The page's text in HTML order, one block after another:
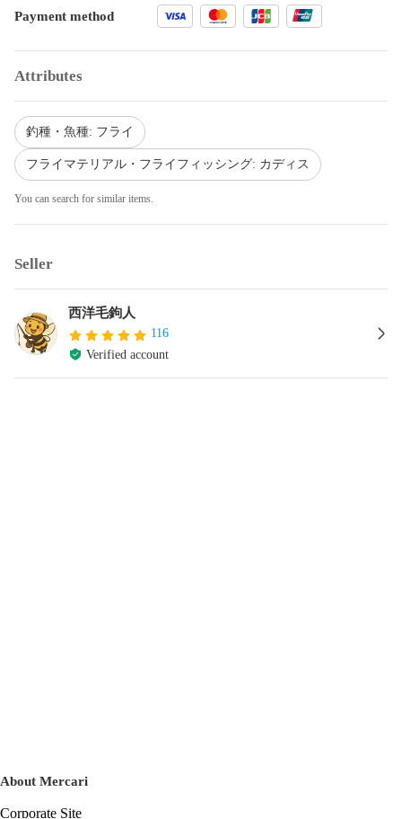
Payment method
Attributes
釣種・魚種: フライ
フライマテリアル・フライフィッシング: カディス
You can search for similar items.
Seller
西洋毛鉤人
116
Verified account
About Mercari
Corporate Site